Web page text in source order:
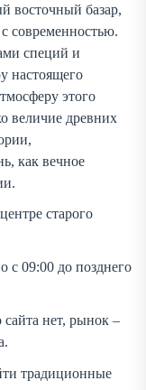
восточный базар,
современностью.
специй и
настоящего
этого
величие древних
как вечное
старого
с 09:00 до позднего
нет, рынок –
традиционные